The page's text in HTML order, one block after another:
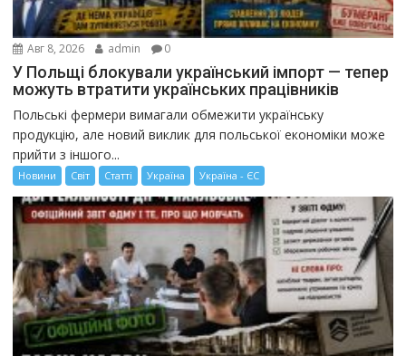
Авг 8, 2026 admin 0
У Польщі блокували український імпорт — тепер
можуть втратити українських працівників
Польські фермери вимагали обмежити українську
продукцію, але новий виклик для польської економіки може
прийти з іншого...
Новини Світ Статті Україна Україна - ЄС